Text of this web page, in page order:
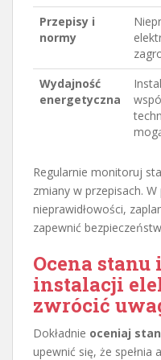
Przepisy i
normy
Wydajność
energetyczna
Regularnie monitoruj
zmiany w przepisach.
nieprawidłowości,
zapewnić
Ocena
instalacji
zwrócić
Dokładnie oceniaj stan
upewnić się, że spełnia